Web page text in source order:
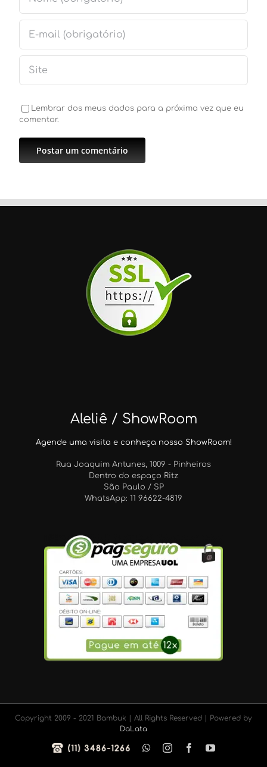
Lembrar dos meus dados para a próxima vez que eu
comentar.
Aleliê / ShowRoom
Agende uma visita e conheça nosso ShowRoom!
Rua Joaquim Antunes, 1009 - Pinheiros
Dentro do espaço Ritz
São Paulo / SP
WhatsApp: 11 96622-4819
Copyright 2009 - 2021 Bambuk | All Rights Reserved | Powered by
DaLata
Telefone WhatsAppInstagramFacebookYouTube